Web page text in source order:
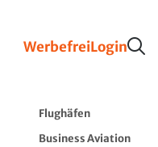
WerbefreiLogin
Flughäfen
Business Aviation